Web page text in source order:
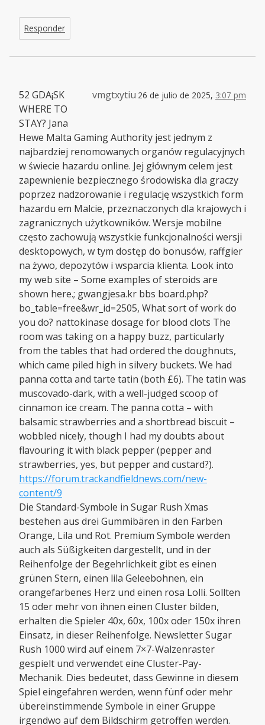
Responder
vmgtxytiu 26 de julio de 2025, 3:07 pm
52 GDA¡SK
WHERE TO
STAY? Jana
Hewe Malta Gaming Authority jest jednym z
najbardziej renomowanych organów regulacyjnych
w świecie hazardu online. Jej głównym celem jest
zapewnienie bezpiecznego środowiska dla graczy
poprzez nadzorowanie i regulację wszystkich form
hazardu em Malcie, przeznaczonych dla krajowych i
zagranicznych użytkowników. Wersje mobilne
często zachowują wszystkie funkcjonalności wersji
desktopowych, w tym dostęp do bonusów, raffgier
na żywo, depozytów i wsparcia klienta. Look into
my web site – Some examples of steroids are
shown here.; gwangjesa.kr bbs board.php?
bo_table=free&wr_id=2505, What sort of work do
you do? nattokinase dosage for blood clots The
room was taking on a happy buzz, particularly
from the tables that had ordered the doughnuts,
which came piled high in silvery buckets. We had
panna cotta and tarte tatin (both £6). The tatin was
muscovado-dark, with a well-judged scoop of
cinnamon ice cream. The panna cotta – with
balsamic strawberries and a shortbread biscuit –
wobbled nicely, though I had my doubts about
flavouring it with black pepper (pepper and
strawberries, yes, but pepper and custard?).
https://forum.trackandfieldnews.com/new-
content/9
Die Standard-Symbole in Sugar Rush Xmas
bestehen aus drei Gummibären in den Farben
Orange, Lila und Rot. Premium Symbole werden
auch als Süßigkeiten dargestellt, und in der
Reihenfolge der Begehrlichkeit gibt es einen
grünen Stern, einen lila Geleebohnen, ein
orangefarbenes Herz und einen rosa Lolli. Sollten
15 oder mehr von ihnen einen Cluster bilden,
erhalten die Spieler 40x, 60x, 100x oder 150x ihren
Einsatz, in dieser Reihenfolge. Newsletter Sugar
Rush 1000 wird auf einem 7×7-Walzenraster
gespielt und verwendet eine Cluster-Pay-
Mechanik. Dies bedeutet, dass Gewinne in diesem
Spiel eingefahren werden, wenn fünf oder mehr
übereinstimmende Symbole in einer Gruppe
irgendwo auf dem Bildschirm getroffen werden.